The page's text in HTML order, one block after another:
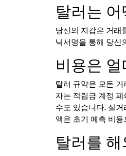
탈러는
당신의 지갑은 거래
닉서명을 통해 당신
비용은
탈러 규약은 모든
자는 적립금 계정
수도 있습니다. 실
액은 초기 예측 비
탈러를